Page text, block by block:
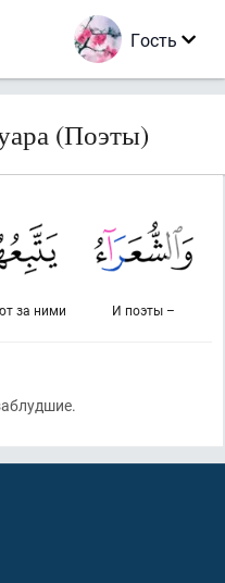
Гость
(Поэты)
И поэты –
за ними